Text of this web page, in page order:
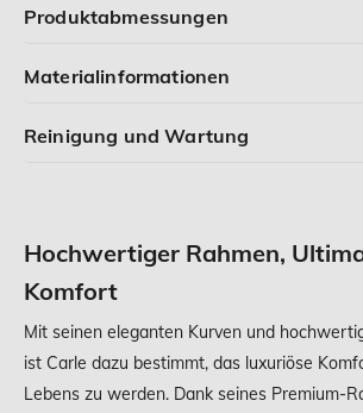
Produktabmessungen
Materialinformationen
Reinigung und Wartung
Hochwertiger Rahmen,
Komfort
Mit seinen eleganten Kurven und
ist Carle dazu bestimmt, das luxuriöse
Lebens zu werden. Dank seines Premium-